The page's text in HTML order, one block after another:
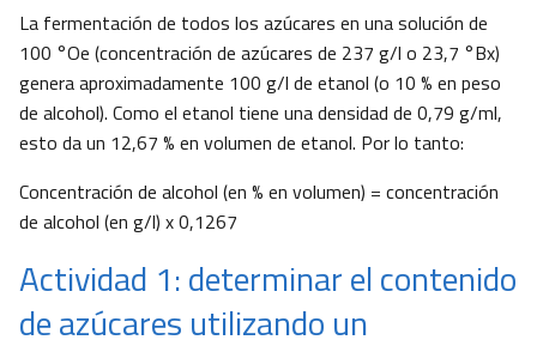
La fermentación de todos los azúcares en una solución de
100 °Oe (concentración de azúcares de 237 g/l o 23,7 °Bx)
genera aproximadamente 100 g/l de etanol (o 10 % en peso
de alcohol). Como el etanol tiene una densidad de 0,79 g/ml,
esto da un 12,67 % en volumen de etanol. Por lo tanto:
Concentración de alcohol (en % en volumen) = concentración
de alcohol (en g/l) x 0,1267
Actividad 1: determinar el contenido
de azúcares utilizando un